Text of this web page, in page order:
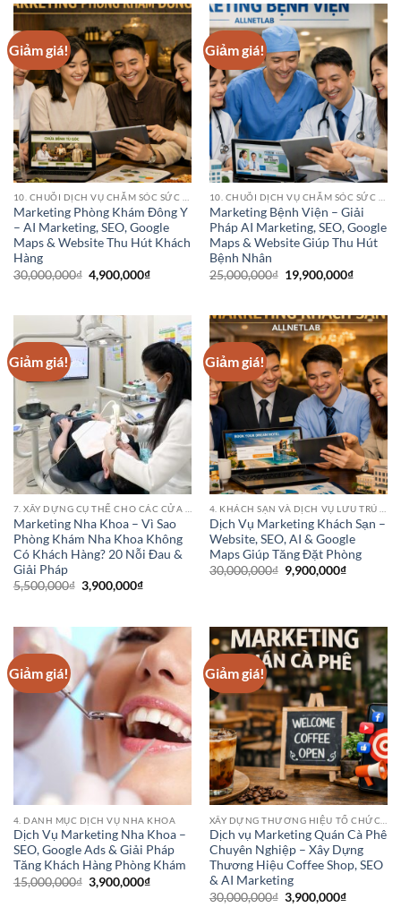
3,500,000₫.
Giảm giá!
10. CHUỖI DỊCH VỤ CHĂM SÓC SỨC KHỎE (HEALTHCARE SERVICE CHAINS)
Marketing Phòng Khám Đông Y
– AI Marketing, SEO, Google
Maps & Website Thu Hút Khách
Hàng
30,000,000₫ Giá
gốc
4,900,000₫Giá
4,900,000₫.
Giảm giá!
10. CHUỖI DỊCH VỤ CHĂM SÓC SỨC KHỎE (HEALTHCARE SERVICE CHAINS)
Marketing Bệnh Viện – Giải
Pháp AI Marketing, SEO, Google
Maps & Website Giúp Thu Hút
Bệnh Nhân
25,000,000₫ Giá
gốc
19,900,000₫Giá
Giảm giá!
Marketing Nha Khoa – Vì Sao
Phòng Khám Nha Khoa Không
Có Khách Hàng? 20 Nỗi Đau &
Giải Pháp
5,500,000₫ Giá
gốc
3,900,000₫Giá
3,900,000₫.
Giảm giá!
Dịch Vụ Marketing Khách Sạn –
Website, SEO, AI & Google
Maps Giúp Tăng Đặt Phòng
30,000,000₫ Giá
gốc
9,900,000₫Giá
Giảm giá!
4. DANH MỤC DỊCH VỤ NHA KHOA
Dịch Vụ Marketing Nha Khoa –
SEO, Google Ads & Giải Pháp
Tăng Khách Hàng Phòng Khám
15,000,000₫ Giá
gốc
3,900,000₫Giá
Giảm giá!
Dịch vụ Marketing Quán Cà Phê
Chuyên Nghiệp – Xây Dựng
Thương Hiệu Coffee Shop, SEO
& AI Marketing
30,000,000₫ Giá
gốc
3,900,000₫Giá